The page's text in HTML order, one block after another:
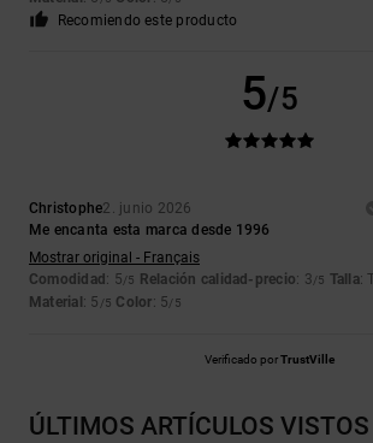
Recomiendo este producto
5/5
Christophe2. junio 2026
Me encanta esta marca desde 1996
Mostrar original - Français
Comodidad : 5/5 Relación calidad-precio: 3/5 Talla:
Material : 5 /5 Color: 5/5
Verificado porTrustVille
ÚLTIMOS ARTÍCULOS VISTOS